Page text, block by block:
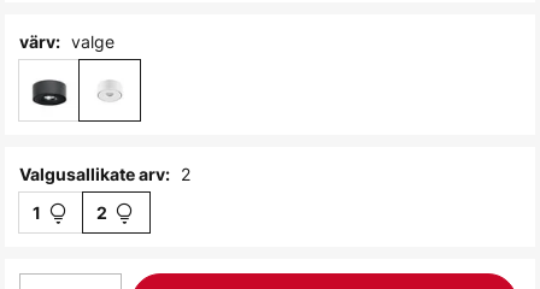
värv: valge
Valgusallikate arv: 2
1 2